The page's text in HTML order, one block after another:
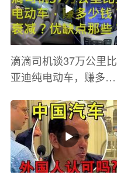
滴滴司机谈37万公里比
亚迪纯电动车，赚多少
有哪些？